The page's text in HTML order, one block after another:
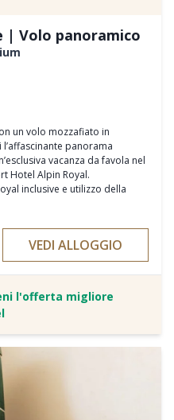
| Volo panoramico
un volo mozzafiato in
panorama
vacanza da favola nel
Hotel Alpin Royal.
inclusive e utilizzo della
sulle Dolomiti
Aurina
di meditazione
VEDI ALLOGGIO
l'offerta migliore